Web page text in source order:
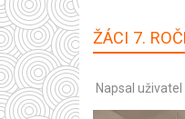
ŽÁCI 7.
Napsal uživatel